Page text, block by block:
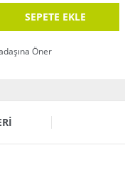
SEPETE EKLE
Öner